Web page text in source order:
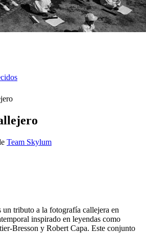
Team Skylum
tributo a la fotografía callejera en
inspirado en leyendas como
Bresson y Robert Capa. Este conjunto